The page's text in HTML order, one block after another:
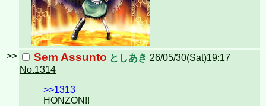
>> Sem Assunto としあき 26/05/30(Sat)19:17
No.1314
>>1313
HONZON!!